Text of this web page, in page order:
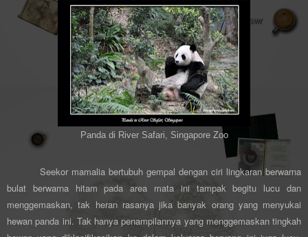
Panda di River Safari, Singapore Zoo
Seekor mamalia bertubuh gempal dengan ciri lingkaran berwarna
bulat berwarna hitam pada area mata ini tampak begitu lucu dan
menggemaskan, tak heran rasanya jika banyak orang yang menyukai
hewan panda ini. Tak hanya penampilannya yang menggemaskan tingkah